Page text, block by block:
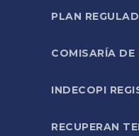
PLAN
COMISARÍA DE
INDECOPI
RECUPERAN